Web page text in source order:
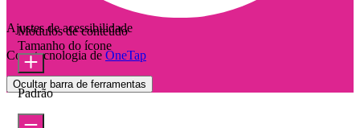
Ajustes de acessibilidade
Com tecnologia de OneTap
Ocultar barra de ferramentas
Módulos de conteúdo
Tamanho do ícone
Padrão